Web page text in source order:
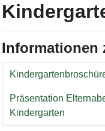
Informationen
Informationen zum
Präsentation
Kindergarten